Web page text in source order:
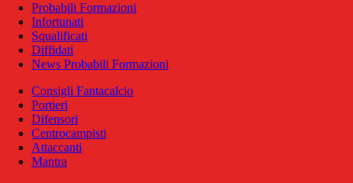
Probabili Formazioni
Infortunati
Squalificati
Diffidati
News Probabili Formazioni
Consigli Fantacalcio
Portieri
Difensori
Centrocampisti
Attaccanti
Mantra